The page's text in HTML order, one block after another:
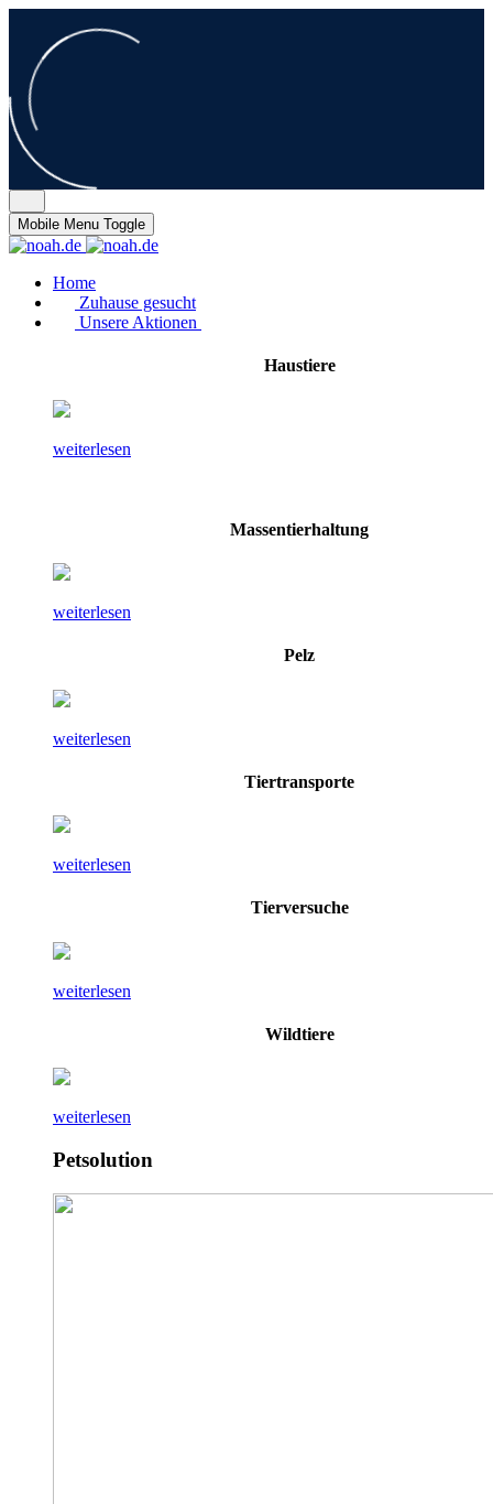
Mobile Menu Toggle
Home
Zuhause gesucht
Unsere Aktionen
Haustiere
weiterlesen
Massentierhaltung
weiterlesen
Pelz
weiterlesen
Tiertransporte
weiterlesen
Tierversuche
weiterlesen
Wildtiere
weiterlesen
Petsolution